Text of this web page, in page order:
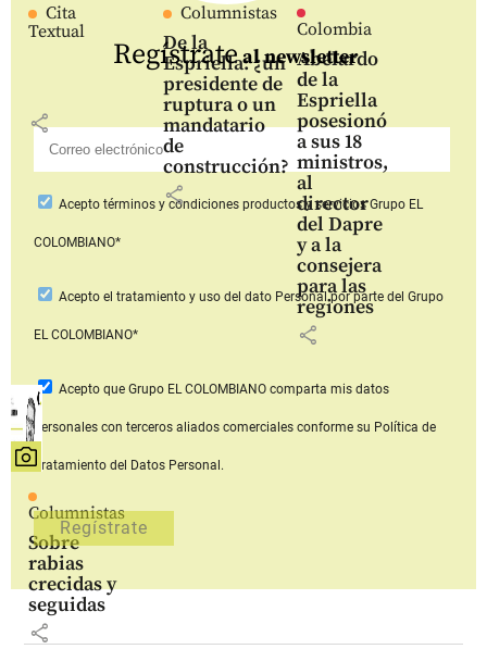
Cita
Textual
share
Columnistas
De la
Espriella: ¿un
presidente de
ruptura o un
mandatario
de
construcción?
share
Colombia
Abelardo
de la
Espriella
posesionó
a sus 18
ministros,
al
director
del Dapre
y a la
consejera
para las
regiones
share
Columnistas
Sobre
rabias
crecidas y
seguidas
share
Regístrateal newsletter
Aceptotérminos y condiciones productos y serviciosGrupo EL
COLOMBIANO*
Acepto el tratamiento y uso del dato Personalpor parte del Grupo
EL COLOMBIANO*
Acepto que Grupo EL COLOMBIANOcomparta mis datos
personales con terceros aliados comerciales conforme su Política de
Tratamiento del Datos Personal.